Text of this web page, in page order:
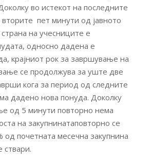
во истекот на последните
пет минути од јавното
на учесниците е
односно дадена е
крајниот рок за завршување на
се продолжува за уште две
кога за период од следните
дадено нова понуда. Доколку
од 5 минути повторно нема
на закупнинатаповторно се
од почетната месечна закупнина